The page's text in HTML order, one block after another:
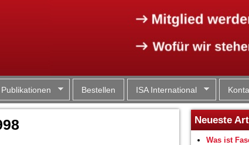
Publikationen Bestellen ISA International
Neueste
Was ist